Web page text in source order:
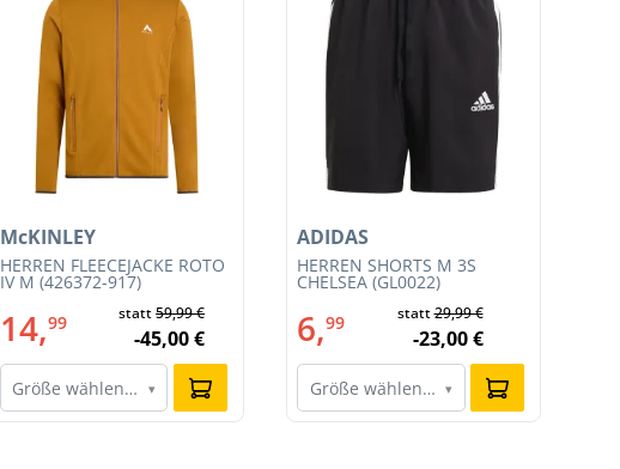
HERREN FLEECEJACKE ROTO
IV M (426372-917)
McKINLEY
14,99 statt59,99 €
-45,00 €
Größe wählen… ▾
HERREN SHORTS M 3S
CHELSEA (GL0022)
ADIDAS
6,99 statt29,99 €
-23,00 €
Größe wählen… ▾